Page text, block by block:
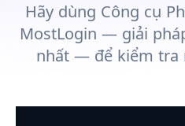
Hãy dùng Công cụ
MostLogin — giải
nhất — để kiểm tra